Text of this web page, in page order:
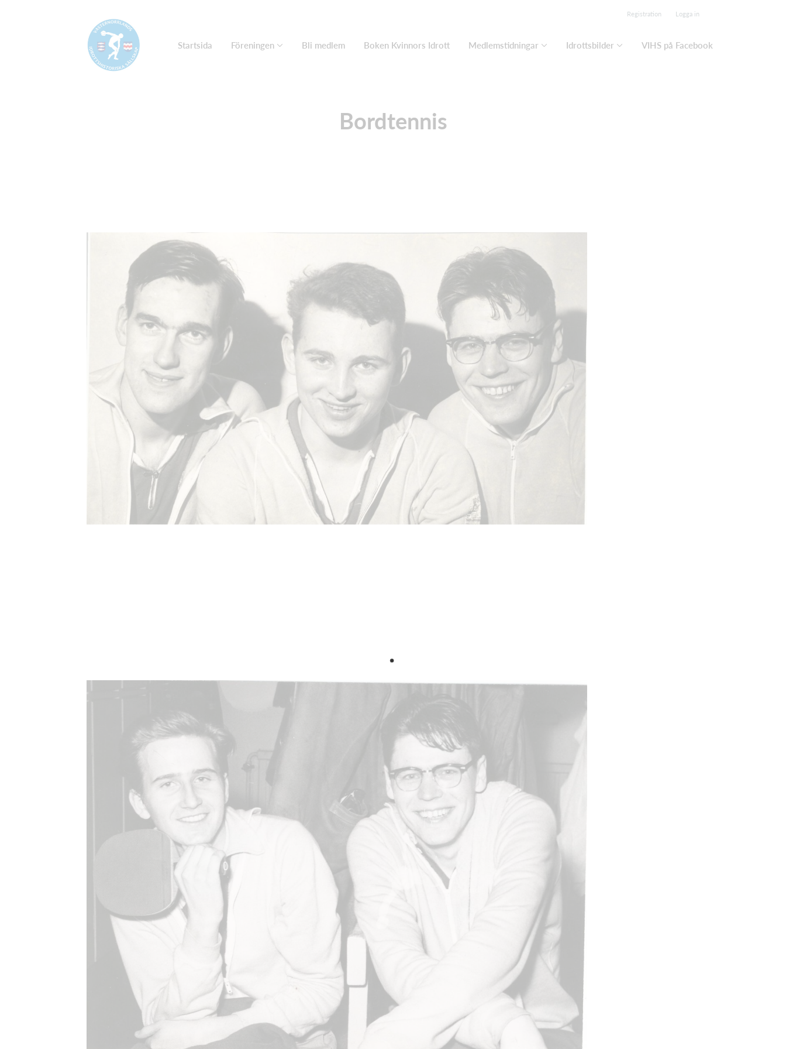
Registration Logga in
Startsida Föreningen Bli medlem Boken Kvinnors Idrott Medlemstidningar Idrottsbilder VIHS på Facebook
Bordtennis